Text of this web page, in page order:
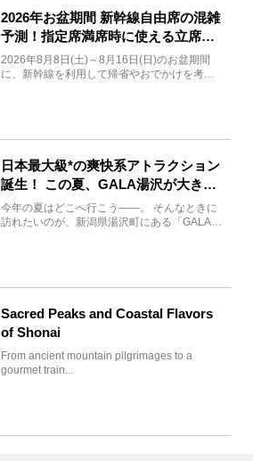
2026年お盆期間 新幹線自由席の混雑
予測！指定席満席時に使える立席特
急券も解説
2026年8月8日(土)～8月16日(日)のお盆期間
に、新幹線を利用して帰省やおでかけを考え
日本最大級*の爽快系アトラクション
誕生！ この夏、GALA湯沢が大きく
生まれ変わる
今年の夏はどこへ行こう――。 そんなときに
訪れたいのが、新潟県湯沢町にある「GALA湯
Sacred Peaks and Coastal Flavors
of Shonai
From ancient mountain pilgrimages to a
gourmet train...